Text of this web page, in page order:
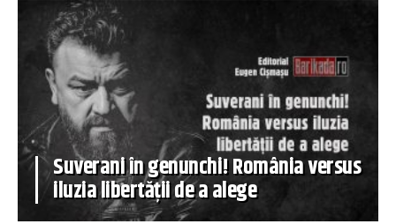
Suverani în genunchi! România versus
iluzia libertății de a alege